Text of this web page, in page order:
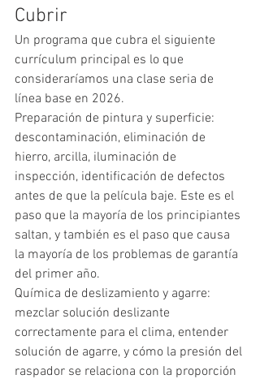
Cubrir
Un programa que cubra el siguiente
currículum principal es lo que
consideraríamos una clase seria de
línea base en 2026.
Preparación de pintura y superficie:
descontaminación, eliminación de
hierro, arcilla, iluminación de
inspección, identificación de defectos
antes de que la película baje. Este es el
paso que la mayoría de los principiantes
saltan, y también es el paso que causa
la mayoría de los problemas de garantía
del primer año.
Química de deslizamiento y agarre:
mezclar solución deslizante
correctamente para el clima, entender
solución de agarre, y cómo la presión del
raspador se relaciona con la proporción